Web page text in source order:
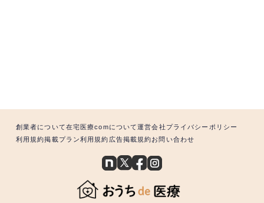
創業者について在宅医療comについて運営会社 プライバシーポリシー
利用規約掲載プラン利用規約 広告掲載規約お問い合わせ